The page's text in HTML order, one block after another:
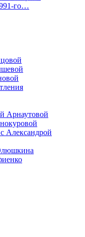
го…
Арнаутовой
Александрой